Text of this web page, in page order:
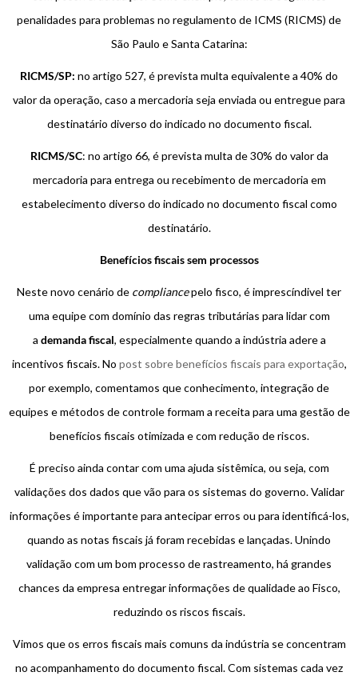
penalidades para problemas no regulamento de ICMS (RICMS) de
São Paulo e Santa Catarina:
RICMS/SP: no artigo 527, é prevista multa equivalente a 40% do
valor da operação, caso a mercadoria seja enviada ou entregue para
destinatário diverso do indicado no documento fiscal.
RICMS/SC: no artigo 66, é prevista multa de 30% do valor da
mercadoria para entrega ou recebimento de mercadoria em
estabelecimento diverso do indicado no documento fiscal como
destinatário.
Benefícios fiscais sem processos
Neste novo cenário de compliancepelo fisco, é imprescíndivel ter
uma equipe com domínio das regras tributárias para lidar com
a demanda fiscal, especialmente quando a indústria adere a
incentivos fiscais. No post sobre benefícios fiscais para exportação,
por exemplo, comentamos que conhecimento, integração de
equipes e métodos de controle formam a receita para uma gestão de
benefícios fiscais otimizada e com redução de riscos.
É preciso ainda contar com uma ajuda sistêmica, ou seja, com
validações dos dados que vão para os sistemas do governo. Validar
informações é importante para antecipar erros ou para identificá-los,
quando as notas fiscais já foram recebidas e lançadas. Unindo
validação com um bom processo de rastreamento, há grandes
chances da empresa entregar informações de qualidade ao Fisco,
reduzindo os riscos fiscais.
Vimos que os erros fiscais mais comuns da indústria se concentram
no acompanhamento do documento fiscal. Com sistemas cada vez